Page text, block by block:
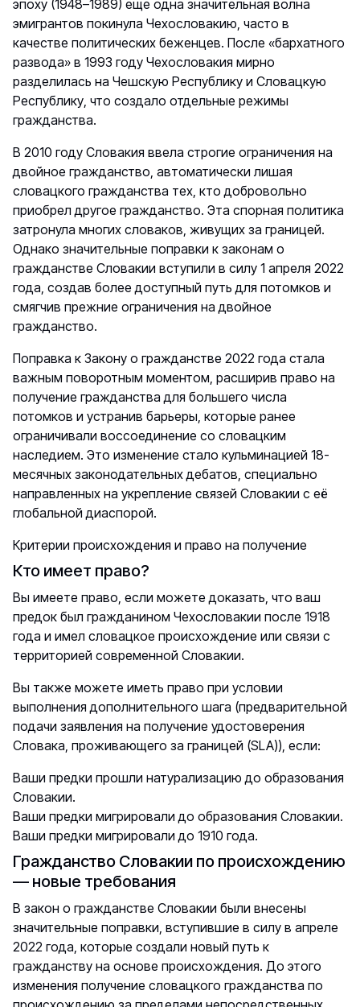
эпоху (1948–1989) еще одна значительная волна
эмигрантов покинула Чехословакию, часто в
качестве политических беженцев. После «бархатного
развода» в 1993 году Чехословакия мирно
разделилась на Чешскую Республику и Словацкую
Республику, что создало отдельные режимы
гражданства.
В 2010 году Словакия ввела строгие ограничения на
двойное гражданство, автоматически лишая
словацкого гражданства тех, кто добровольно
приобрел другое гражданство. Эта спорная политика
затронула многих словаков, живущих за границей.
Однако значительные поправки к законам о
гражданстве Словакии вступили в силу 1 апреля 2022
года, создав более доступный путь для потомков и
смягчив прежние ограничения на двойное
гражданство.
Поправка к Закону о гражданстве 2022 года стала
важным поворотным моментом, расширив право на
получение гражданства для большего числа
потомков и устранив барьеры, которые ранее
ограничивали воссоединение со словацким
наследием. Это изменение стало кульминацией 18-
месячных законодательных дебатов, специально
направленных на укрепление связей Словакии с её
глобальной диаспорой.
Критерии происхождения и право на получение
Кто имеет право?
Вы имеете право, если можете доказать, что ваш
предок был гражданином Чехословакии после 1918
года и имел словацкое происхождение или связи с
территорией современной Словакии.
Вы также можете иметь право при условии
выполнения дополнительного шага (предварительной
подачи заявления на получение удостоверения
Словака, проживающего за границей (SLA)), если:
Ваши предки прошли натурализацию до образования
Словакии.
Ваши предки мигрировали до образования Словакии.
Ваши предки мигрировали до 1910 года.
Гражданство Словакии по происхождению
— новые требования
В закон о гражданстве Словакии были внесены
значительные поправки, вступившие в силу в апреле
2022 года, которые создали новый путь к
гражданству на основе происхождения. До этого
изменения получение словацкого гражданства по